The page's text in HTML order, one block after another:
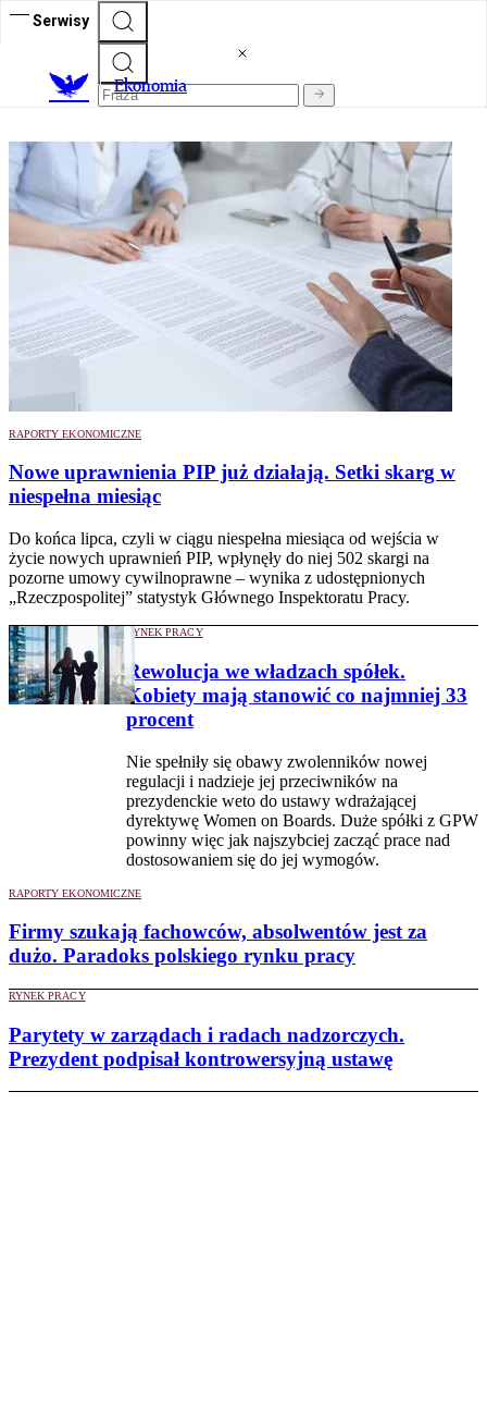
Serwisy
Ekonomia
RAPORTY EKONOMICZNE
Nowe uprawnienia PIP już działają. Setki skarg w
niespełna miesiąc
Do końca lipca, czyli w ciągu niespełna miesiąca od wejścia w
życie nowych uprawnień PIP, wpłynęły do niej 502 skargi na
pozorne umowy cywilnoprawne – wynika z udostępnionych
„Rzeczpospolitej” statystyk Głównego Inspektoratu Pracy.
RYNEK PRACY
Rewolucja we władzach spółek.
Kobiety mają stanowić co najmniej 33
procent
Nie spełniły się obawy zwolenników nowej
regulacji i nadzieje jej przeciwników na
prezydenckie weto do ustawy wdrażającej
dyrektywę Women on Boards. Duże spółki z GPW
powinny więc jak najszybciej zacząć prace nad
dostosowaniem się do jej wymogów.
RAPORTY EKONOMICZNE
Firmy szukają fachowców, absolwentów jest za
dużo. Paradoks polskiego rynku pracy
RYNEK PRACY
Parytety w zarządach i radach nadzorczych.
Prezydent podpisał kontrowersyjną ustawę